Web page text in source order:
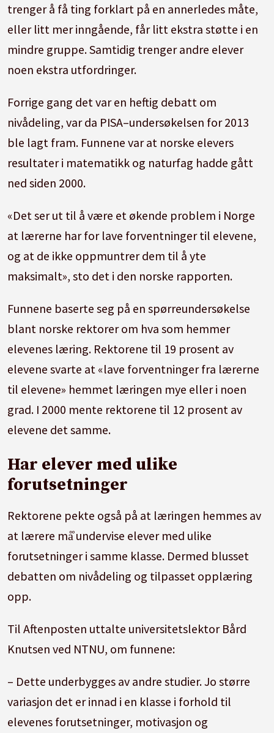
trenger å få ting forklart på en annerledes måte,
eller litt mer inngående, får litt ekstra støtte i en
mindre gruppe. Samtidig trenger andre elever
noen ekstra utfordringer.
Forrige gang det var en heftig debatt om
nivådeling, var da PISA–undersøkelsen for 2013
ble lagt fram. Funnene var at norske elevers
resultater i matematikk og naturfag hadde gått
ned siden 2000.
«Det ser ut til å være et økende problem i Norge
at lærerne har for lave forventninger til elevene,
og at de ikke oppmuntrer dem til å yte
maksimalt», sto det i den norske rapporten.
Funnene baserte seg på en spørreundersøkelse
blant norske rektorer om hva som hemmer
elevenes læring. Rektorene til 19 prosent av
elevene svarte at «lave forventninger fra lærerne
til elevene» hemmet læringen mye eller i noen
grad. I 2000 mente rektorene til 12 prosent av
elevene det samme.
Har elever med ulike
forutsetninger
Rektorene pekte også på at læringen hemmes av
at lærere må̊ undervise elever med ulike
forutsetninger i samme klasse. Dermed blusset
debatten om nivådeling og tilpasset opplæring
opp.
Til Aftenposten uttalte universitetslektor Bård
Knutsen ved NTNU, om funnene:
– Dette underbygges av andre studier. Jo større
variasjon det er innad i en klasse i forhold til
elevenes forutsetninger, motivasjon og